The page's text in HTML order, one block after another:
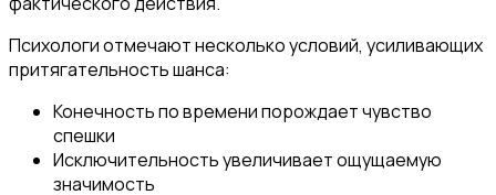
Психологи отмечают несколько условий, усиливающих
притягательность шанса:
Конечность по времени порождает чувство
спешки
Исключительность увеличивает ощущаемую
значимость